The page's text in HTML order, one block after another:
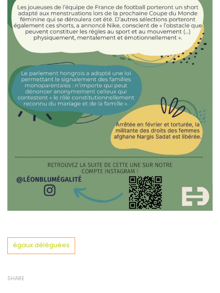
Tags
égaux déléguées
SHARE